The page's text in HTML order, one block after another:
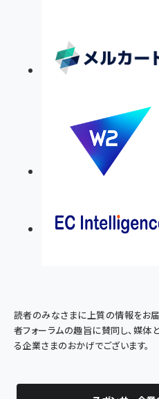
読者のみなさまに上質の情報をお届
者フォーラムの趣旨に賛同し、媒体
る企業さまのおかげでございます。